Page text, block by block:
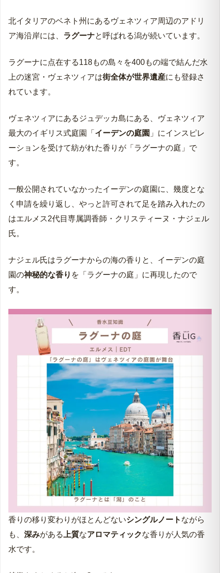
北イタリアのベネト州にあるヴェネツィア周辺のアドリ
ア海沿岸には、 ラグーナと呼ばれる潟が続いています。
ラグーナに点在する118もの島々を400もの端で結んだ水
上の迷宮・ヴェネツィアは街全体が世界遺産にも登録さ
れています。
ヴェネツィアにあるジュデッカ島にある、ヴェネツィア
最大のイギリス式庭園「 イーデンの庭園 」にインスピレ
ーションを受けて紡がれた香りが「ラグーナの庭」で
す。
一般公開されていなかったイーデンの庭園に、幾度とな
く申請を繰り返し、やっと許可されて足を踏み入れたの
はエルメス2代目専属調香師・クリスティーヌ・ナジェル
氏。
ナジェル氏はラグーナからの海の香りと、イーデンの庭
園の神秘的な香り を「ラグーナの庭」に再現したので
す。
香りの移り変わりがほとんどないシングルノート ながら
も、 深みがある 上質なアロマティックな香りが人気の香
水です。